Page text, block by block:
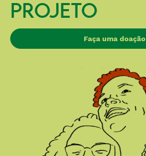
PROJETO
Faça uma doação